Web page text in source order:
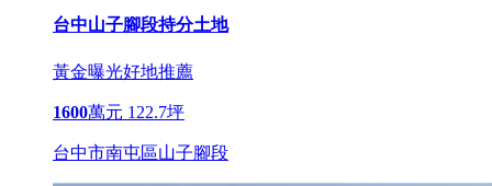
台中山子腳段持分土地
黃金曝光好地推薦
1600萬元 122.7坪
台中市南屯區山子腳段